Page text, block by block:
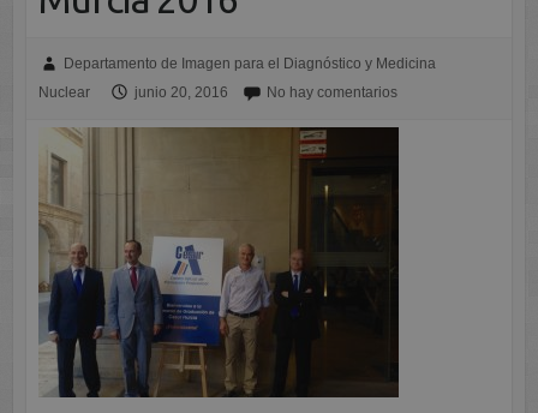
Departamento de Imagen para el Diagnóstico y Medicina
Nuclear
junio 20, 2016 No hay comentarios